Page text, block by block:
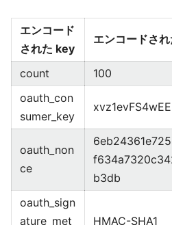
エンコード
された key
エンコードさ
count
100
oauth_con
sumer_key
oauth_non
ce
b3db
oauth_sign
ature_met
HMAC-SHA1